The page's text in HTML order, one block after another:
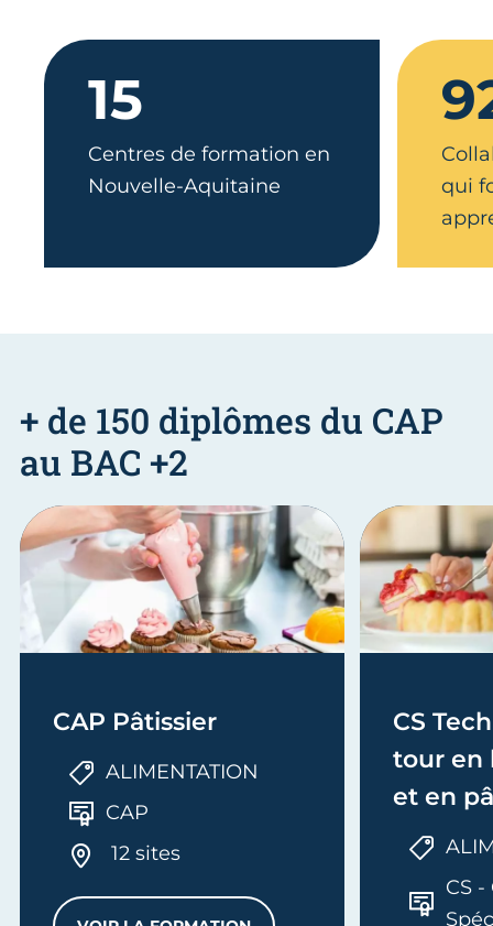
15
Centres de formation en
Nouvelle-Aquitaine
qui
+ de 150 diplômes du CAP
au BAC +2
CAP Pâtissier
ALIMENTATION
CAP
12 sites
CS
tour en
et en
CS